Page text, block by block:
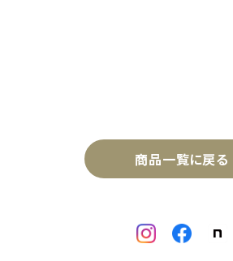
商品一覧に戻る